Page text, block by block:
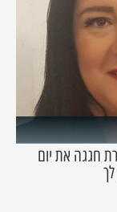
חגגה את יום